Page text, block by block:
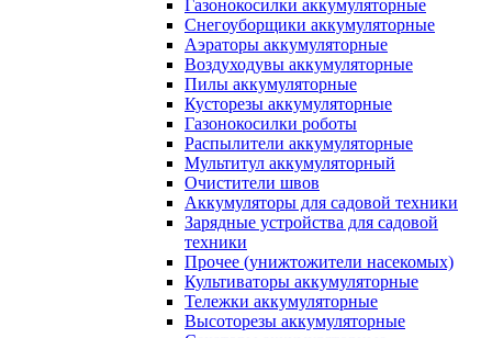
Газонокосилки аккумуляторные
Снегоуборщики аккумуляторные
Аэраторы аккумуляторные
Воздуходувы аккумуляторные
Пилы аккумуляторные
Кусторезы аккумуляторные
Газонокосилки роботы
Распылители аккумуляторные
Мультитул аккумуляторный
Очистители швов
Аккумуляторы для садовой техники
Зарядные устройства для садовой
техники
Прочее (унижтожители насекомых)
Культиваторы аккумуляторные
Тележки аккумуляторные
Высоторезы аккумуляторные